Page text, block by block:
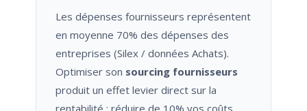
Les dépenses fournisseurs représentent
en moyenne 70% des dépenses des
entreprises (Silex / données Achats).
Optimiser son sourcing fournisseurs
produit un effet levier direct sur la